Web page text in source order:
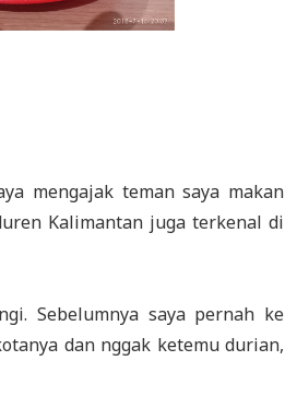
mengajak teman saya makan
Kalimantan juga terkenal di
Sebelumnya saya pernah ke
dan nggak ketemu durian,